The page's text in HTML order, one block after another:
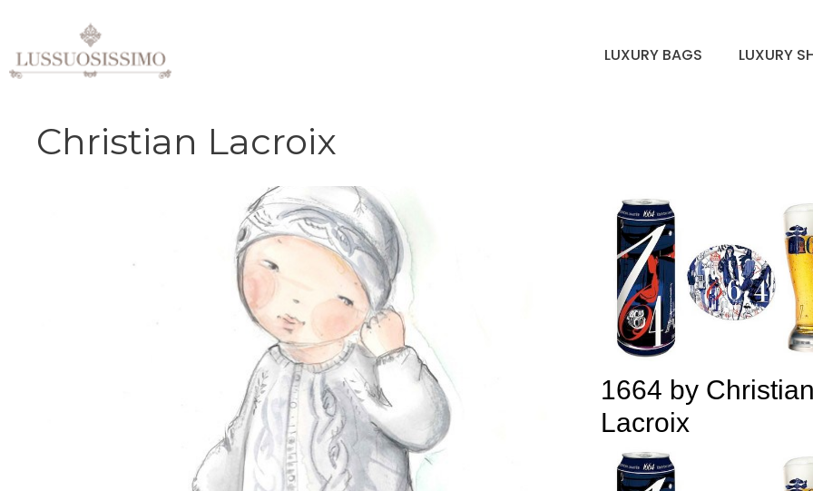
contenuto
LUXURY BAGS LUXURY
Christian Lacroix
1664 by
Lacroix